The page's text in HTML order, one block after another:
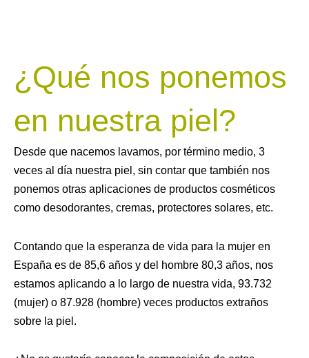
¿Qué nos ponemos
en nuestra piel?
Desde que nacemos lavamos, por término medio, 3
veces al día nuestra piel, sin contar que también nos
ponemos otras aplicaciones de productos cosméticos
como desodorantes, cremas, protectores solares, etc.
Contando que la esperanza de vida para la mujer en
España es de 85,6 años y del hombre 80,3 años, nos
estamos aplicando a lo largo de nuestra vida, 93.732
(mujer) o 87.928 (hombre) veces productos extraños
sobre la piel.